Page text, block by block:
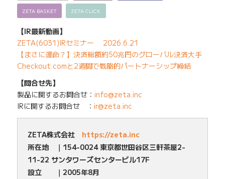
ZETA BASKET ZETA CLICK
【IR最新動画】
ZETA(6031)IRセミナー 2026.6.21
【まさに運命？】決済総額約50兆円のグローバル決済大手
Checkout.comと2週間で戦略的パートナーシップ締結
【問合せ先】
製品に関するお問合せ： info@zeta.inc
IRに関するお問合せ ： ir@zeta.inc
ZETA株式会社 https://zeta.inc
所在地 ｜154-0024 東京都世田谷区三軒茶屋2-
11-22 サンタワーズセンタービル17F
設立 ｜2005年8月